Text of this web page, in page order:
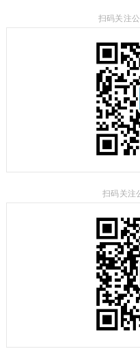
扫码关注
扫码关注